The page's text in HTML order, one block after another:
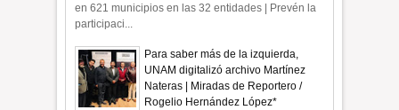
en 621 municipios en las 32 entidades | Prevén la
participaci...
Para saber más de la izquierda,
UNAM digitalizó archivo Martínez
Nateras | Miradas de Reportero /
Rogelio Hernández López*